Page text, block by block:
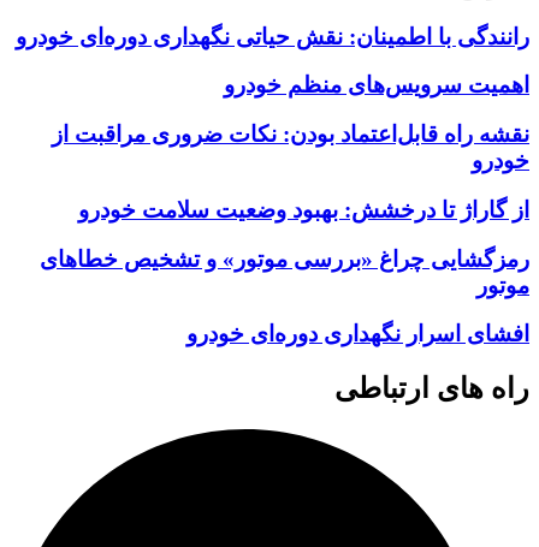
رانندگی با اطمینان: نقش حیاتی نگهداری دوره‌ای خودرو
اهمیت سرویس‌های منظم خودرو
نقشه راه قابل‌اعتماد بودن: نکات ضروری مراقبت از
خودرو
از گاراژ تا درخشش: بهبود وضعیت سلامت خودرو
رمزگشایی چراغ «بررسی موتور» و تشخیص خطاهای
موتور
افشای اسرار نگهداری دوره‌ای خودرو
راه های ارتباطی